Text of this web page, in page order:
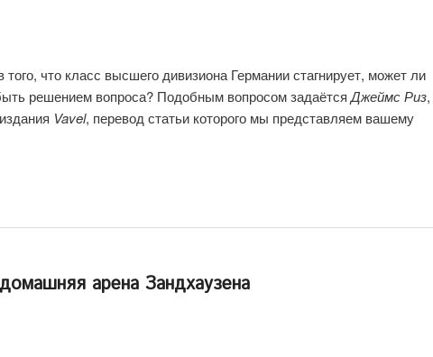
что класс высшего дивизиона Германии стагнирует, может ли
решением вопроса? Подобным вопросом задаётся Джеймс Риз,
Vavel, перевод статьи которого мы представляем вашему
арена Зандхаузена